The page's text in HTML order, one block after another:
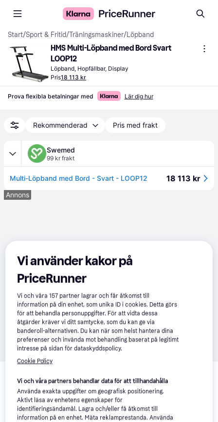
Start/Sport & Fritid/Träningsmaskiner/Löpband
HMS Multi-Löpband med Bord Svart
LOOP12
Löpband, Hopfällbar, Display
Pris18 113 kr
Prova flexibla betalningar med Lär dig hur
Rekommenderad Pris med frakt
Swemed
99 kr frakt
Multi-Löpband med Bord - Svart - LOOP12 18 113 kr
Annons
Relaterade produkter
Vi har plockat fram ett urval av produkter som kanske skulle
intressera dig. Visa alla
Vi använder kakor på
PriceRunner
Vi och våra157 partner lagrar och får åtkomst till
information på din enhet, som unika ID i cookies. Detta görs
för att behandla personuppgifter. För att vidta dessa
åtgärder kräver vi ditt samtycke, som du kan ge via
banderoll-alternativen. Du kan när som helst hantera dina
preferenser och invända mot behandling baserat på legitimt
intresse på sidan för dataskyddspolicy.
Cookie Policy
Vi och våra partners behandlar data för att tillhandahålla
Använda exakta uppgifter om geografisk positionering.
Aktivt läsa av enhetens egenskaper för
identifieringsändamål. Lagra och/eller få åtkomst till
information på en enhet. Mäta reklamprestanda. Använda